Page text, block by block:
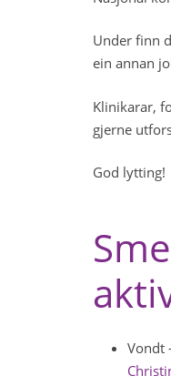
Under finn
ein annan
Klinikarar,
gjerne
God lytting!
Vondt